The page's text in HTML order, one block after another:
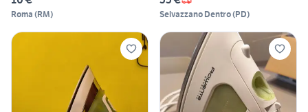
Roma (RM) Selvazzano Dentro(PD)